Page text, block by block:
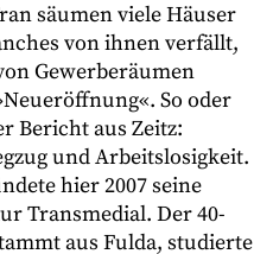
säumen viele Häuser
von ihnen verfällt,
Gewerberäumen
So oder
Bericht aus Zeitz:
und Arbeitslosigkeit.
hier 2007 seine
Transmedial. Der 40-
aus Fulda, studierte